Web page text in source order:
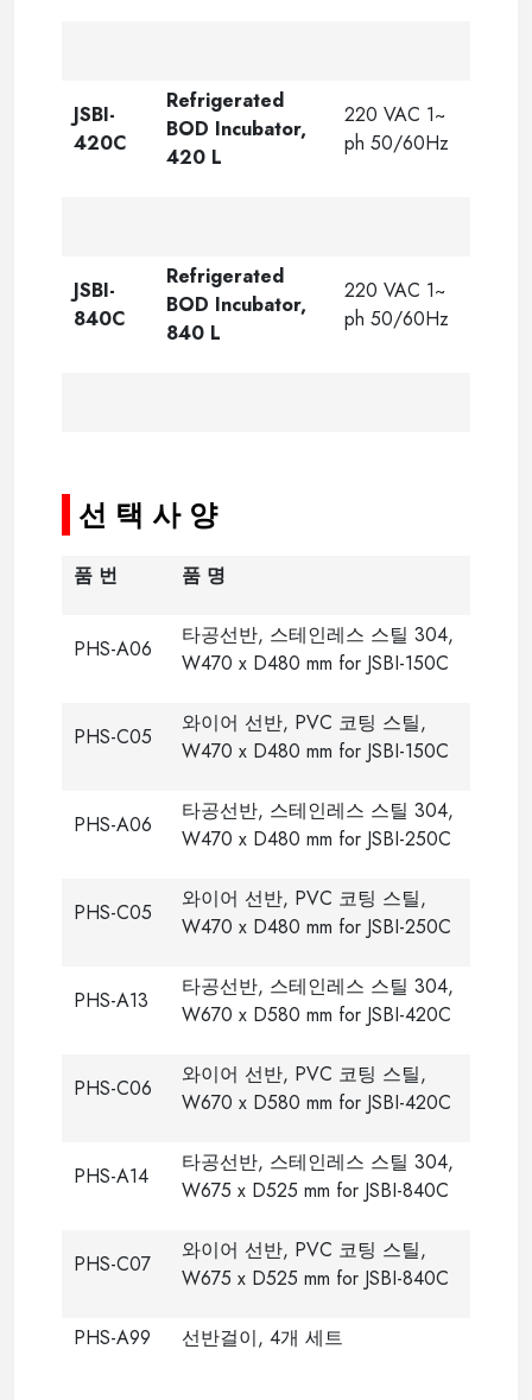
JSBI-
420C
Refrigerated
BOD Incubator,
420 L
220 VAC 1~
ph 50/60Hz
JSBI-
840C
Refrigerated
BOD Incubator,
840 L
220 VAC 1~
ph 50/60Hz
선 택 사 양
품 번 품 명
PHS-A06
타공선반, 스테인레스 스틸 304,
W470 x D480 mm for JSBI-150C
PHS-C05
와이어 선반, PVC 코팅 스틸,
W470 x D480 mm for JSBI-150C
PHS-A06
타공선반, 스테인레스 스틸 304,
W470 x D480 mm for JSBI-250C
PHS-C05
와이어 선반, PVC 코팅 스틸,
W470 x D480 mm for JSBI-250C
PHS-A13
타공선반, 스테인레스 스틸 304,
W670 x D580 mm for JSBI-420C
PHS-C06
와이어 선반, PVC 코팅 스틸,
W670 x D580 mm for JSBI-420C
PHS-A14
타공선반, 스테인레스 스틸 304,
W675 x D525 mm for JSBI-840C
PHS-C07
와이어 선반, PVC 코팅 스틸,
W675 x D525 mm for JSBI-840C
PHS-A99 선반걸이, 4개 세트